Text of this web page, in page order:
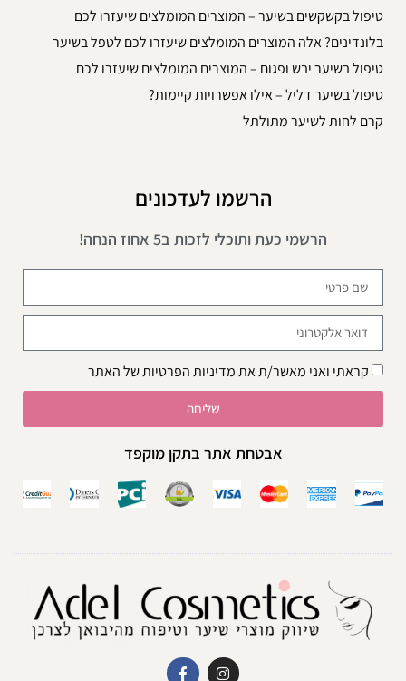
טיפול בקשקשים בשיער – המוצרים המומלצים שיעזרו לכם
בלונדינים? אלה המוצרים המומלצים שיעזרו לכם לטפל בשיער
טיפול בשיער יבש ופגום – המוצרים המומלצים שיעזרו לכם
טיפול בשיער דליל – אילו אפשרויות קיימות?
קרם לחות לשיער מתולתל
הרשמו לעדכונים
הרשמי כעת ותוכלי לזכות ב5 אחוז הנחה!
קראתי ואני מאשר/ת אתמדיניות הפרטיותשל האתר
שליחה
אבטחת אתר בתקן מוקפד